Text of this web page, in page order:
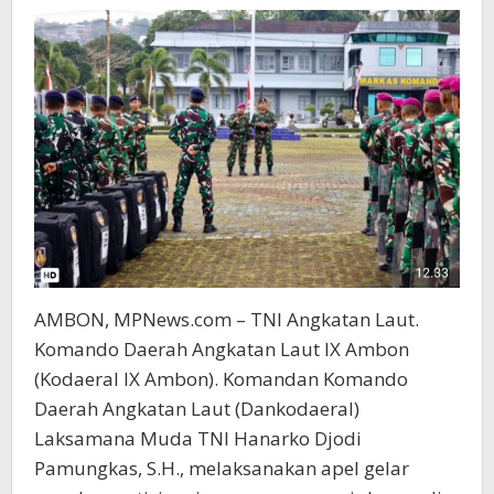
AMBON, MPNews.com – TNI Angkatan Laut.
Komando Daerah Angkatan Laut IX Ambon
(Kodaeral IX Ambon). Komandan Komando
Daerah Angkatan Laut (Dankodaeral)
Laksamana Muda TNI Hanarko Djodi
Pamungkas, S.H., melaksanakan apel gelar